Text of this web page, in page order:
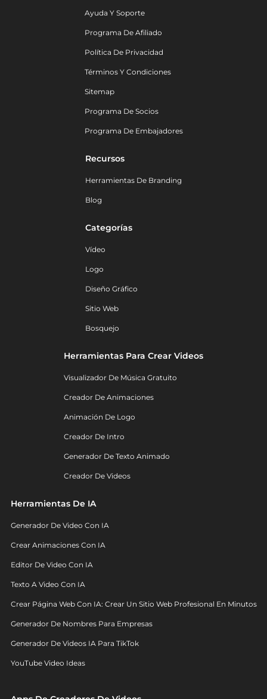
Ayuda Y Soporte
Programa De Afiliado
Política De Privacidad
Términos Y Condiciones
Sitemap
Programa De Socios
Programa De Embajadores
Recursos
Herramientas De Branding
Blog
Categorías
Vídeo
Logo
Diseño Gráfico
Sitio Web
Bosquejo
Herramientas Para Crear Videos
Visualizador De Música Gratuito
Creador De Animaciones
Animación De Logo
Creador De Intro
Generador De Texto Animado
Creador De Videos
Herramientas De IA
Generador De Video Con IA
Crear Animaciones Con IA
Editor De Video Con IA
Texto A Video Con IA
Crear Página Web Con IA: Crear Un Sitio Web Profesional En Minutos
Generador De Nombres Para Empresas
Generador De Videos IA Para TikTok
YouTube Video Ideas